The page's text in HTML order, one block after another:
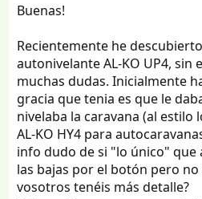
e
t
e
m
a
o
Buenas!
Recientemente he
autonivelante AL-KO UP4, sin
muchas dudas. Inicialmente
gracia que tenia es que le
nivelaba la caravana (al estilo
AL-KO HY4 para
info dudo de si "lo único" que
las bajas por el botón pero no
vosotros tenéis más detalle?